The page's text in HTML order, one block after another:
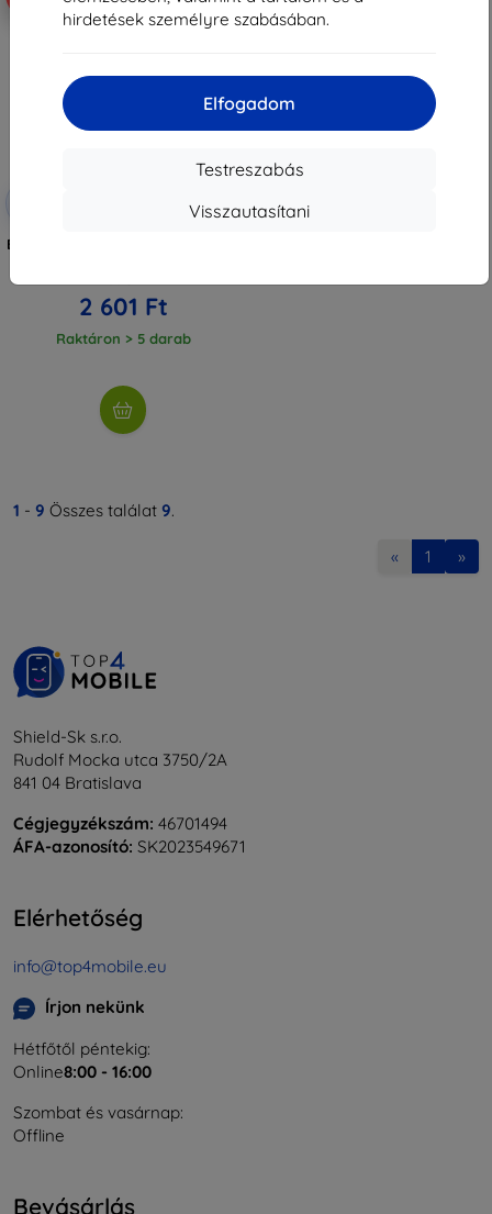
hirdetések személyre szabásában.
Elfogadom
Testreszabás
Visszautasítani
EXTRA10
Beline mágneses könyvtok Infinix
2 601 Ft
Raktáron > 5 darab
1 - 9 Összes találat 9.
« 1 »
Shield-Sk s.r.o.
Rudolf Mocka utca 3750/2A
841 04 Bratislava
Cégjegyzékszám: 46701494
ÁFA-azonosító: SK2023549671
Elérhetőség
info@top4mobile.eu
Írjon nekünk
Hétfőtől péntekig:
Online8:00 - 16:00
Szombat és vasárnap:
Offline
Bevásárlás